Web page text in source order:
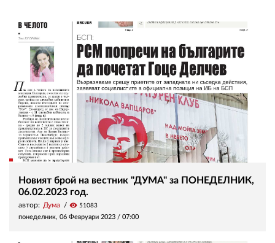
Новият брой на вестник "ДУМА" за ПОНЕДЕЛНИК,
06.02.2023 год.
автор: Дума visibility 51083
понеделник, 06 Февруари 2023 / 07:00